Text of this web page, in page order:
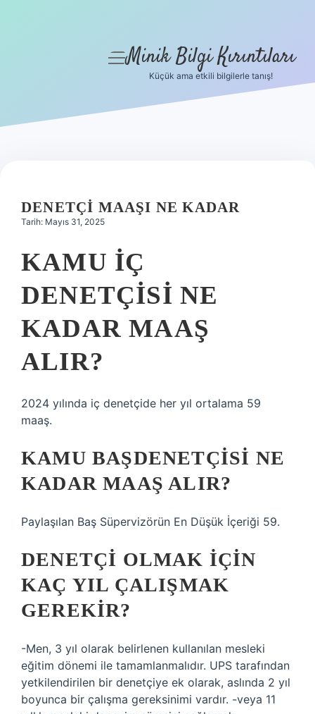
Hakkımızda
menüyü
Minik Bilgi Kırıntıları
Küçük ama etkili bilgilerle tanış!
DENETÇI MAAŞI NE KADAR
Tarih: Mayıs 31, 2025
KAMU IÇ
DENETÇISI NE
KADAR MAAŞ
ALIR?
2024 yılında iç denetçide her yıl ortalama 59
maaş.
KAMU BAŞDENETÇISI NE
KADAR MAAŞ ALIR?
Paylaşılan Baş Süpervizörün En Düşük İçeriği 59.
DENETÇI OLMAK IÇIN
KAÇ YIL ÇALIŞMAK
GEREKIR?
-Men, 3 yıl olarak belirlenen kullanılan mesleki
eğitim dönemi ile tamamlanmalıdır. UPS tarafından
yetkilendirilen bir denetçiye ek olarak, aslında 2 yıl
boyunca bir çalışma gereksinimi vardır. -veya 11